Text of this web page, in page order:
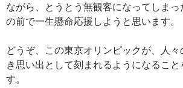
ながら、とうとう無観客になってしま
の前で一生懸命応援しようと思います。
どうぞ、この東京オリンピックが、人々
き思い出として刻まれるようになること
す。